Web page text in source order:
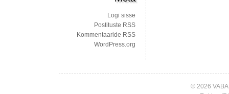
Logi sisse
Postituste RSS
Kommentaaride RSS
WordPress.org
© 2026